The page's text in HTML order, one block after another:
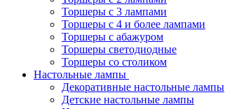
Торшеры с 3 лампами
Торшеры с 4 и более лампами
Торшеры с абажуром
Торшеры светодиодные
Торшеры со столиком
Настольные лампы
Декоративные настольные лампы
Детские настольные лампы